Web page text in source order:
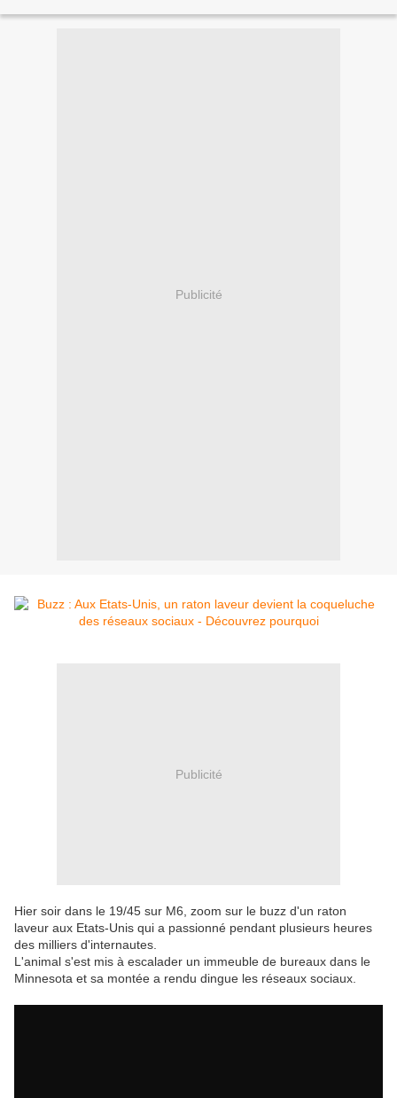
Publicité
Publicité
Hier soir dans le 19/45 sur M6, zoom sur le buzz d'un raton
laveur aux Etats-Unis qui a passionné pendant plusieurs heures
des milliers d'internautes.
L'animal s'est mis à escalader un immeuble de bureaux dans le
Minnesota et sa montée a rendu dingue les réseaux sociaux.